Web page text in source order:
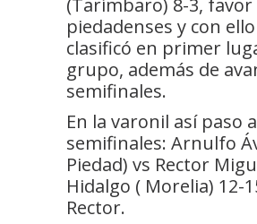
piedadenses y con
clasificó en primer
grupo, además de
semifinales.
En la varonil así paso a
semifinales: Arnulfo
Piedad) vs Rector
Hidalgo ( Morelia) 12-
Rector.